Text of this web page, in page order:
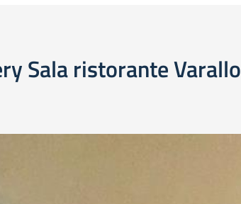
Sala ristorante Varallo